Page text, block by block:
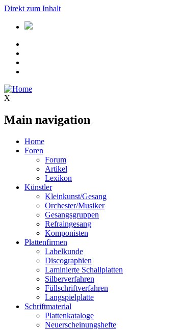
Direkt zum Inhalt
X
Main navigation
Home
Foren
Forum
Artikel
Lexikon
Künstler
Kleinkunst/Gesang
Orchester/Musiker
Gesangsgruppen
Refraingesang
Komponisten
Plattenfirmen
Labelkunde
Discographien
Laminierte Schallplatten
Silberverfahren
Füllschriftverfahren
Langspielplatte
Schriftmaterial
Plattenkataloge
Neuerscheinungshefte